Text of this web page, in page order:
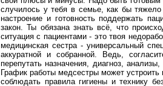
случилось у тебя в семье, как бы
настроение и готовность поддержать
закон. Ты обязана знать всё, что
ситуация с пациентами - это твоя
медицинская сестра - универсальный
аккуратной и собранной. Ведь,
перепутать назначения, диагноз,
График работы медсестры может
соблюдать правила гигиены и технику